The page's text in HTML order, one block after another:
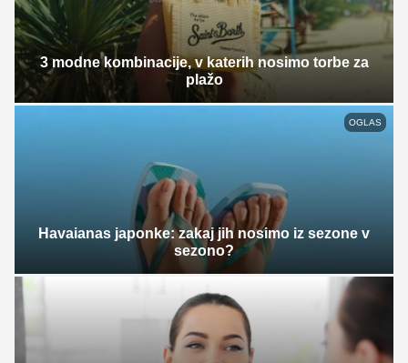
3 modne kombinacije, v katerih nosimo torbe za
plažo
OGLAS
Havaianas japonke: zakaj jih nosimo iz sezone v
sezono?